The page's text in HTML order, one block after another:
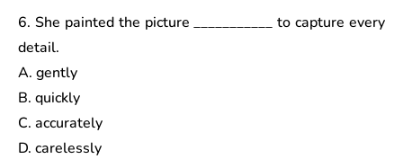
6. She painted the picture ___________ to capture every
detail.
A. gently
B. quickly
C. accurately
D. carelessly